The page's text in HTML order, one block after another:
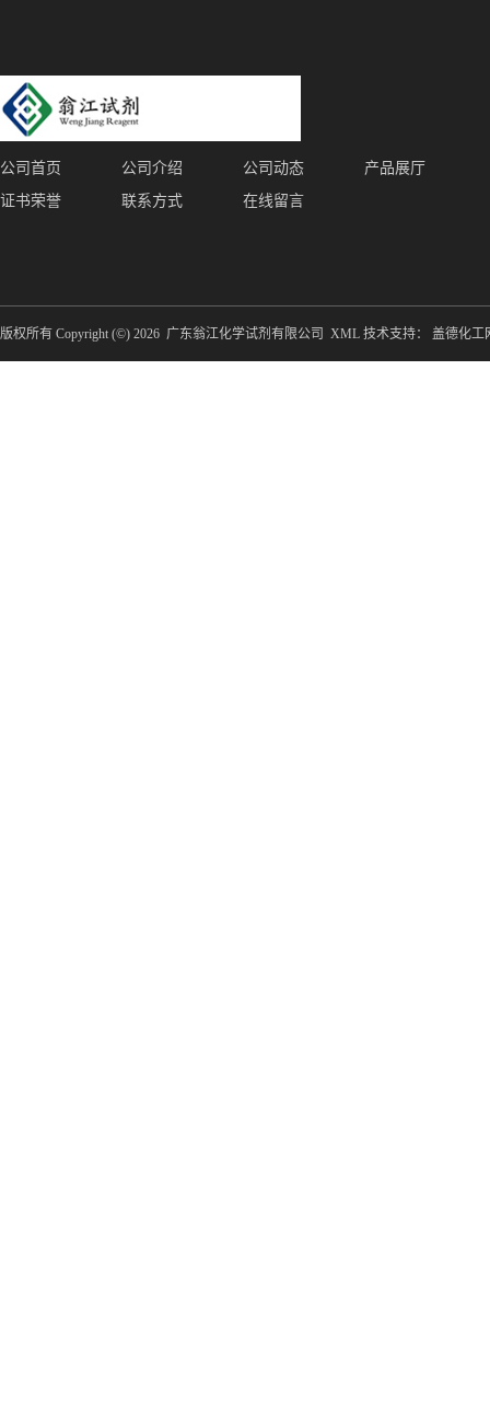
公司首页 公司介绍 公司动态
产品展厅
证书荣誉
联系方式 在线留言
版权所有 Copyright (©) 2026 广东翁江化学试剂有限公司 XML 技术支持： 盖德化工